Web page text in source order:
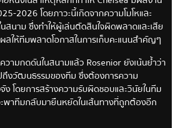
2026 โดยภาวะนี้เกิดจากความโมโหและ
สนาม ซึ่งทำให้ผู้เล่นตัดสินใจผิดพลาดและเสีย
ให้ทีมพลาดโอกาสในการเก็บคะแนนสำคัญๆ
ามกดดันในสนามแล้ว Rosenior ยังเน้นย้ำว่า
งวัฒนธรรมของทีม ซึ่งต้องการความ
ง โดยการสร้างความรับผิดชอบและวินัยในทีม
าทีมกลับมายืนหยัดในเส้นทางที่ถูกต้องอีก